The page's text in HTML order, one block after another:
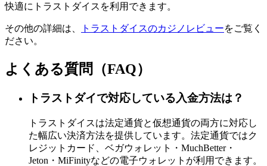
快適にトラストダイスを利用できます。
その他の詳細は、 トラストダイスのカジノレビューをご覧く
ださい。
よくある質問（FAQ）
トラストダイで対応している入金方法は？
トラストダイスは法定通貨と仮想通貨の両方に対応し
た幅広い決済方法を提供しています。法定通貨ではク
レジットカード、ベガウォレット・MuchBetter・
Jeton・MiFinityなどの電子ウォレットが利用できます。